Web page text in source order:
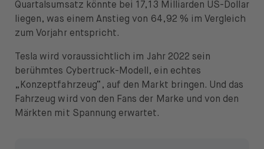
Quartalsumsatz könnte bei 17,13 Milliarden US-Dollar
liegen, was einem Anstieg von 64,92 % im Vergleich
zum Vorjahr entspricht.
Tesla wird voraussichtlich im Jahr 2022 sein
berühmtes Cybertruck-Modell, ein echtes
„Konzeptfahrzeug“, auf den Markt bringen. Und das
Fahrzeug wird von den Fans der Marke und von den
Märkten mit Spannung erwartet.